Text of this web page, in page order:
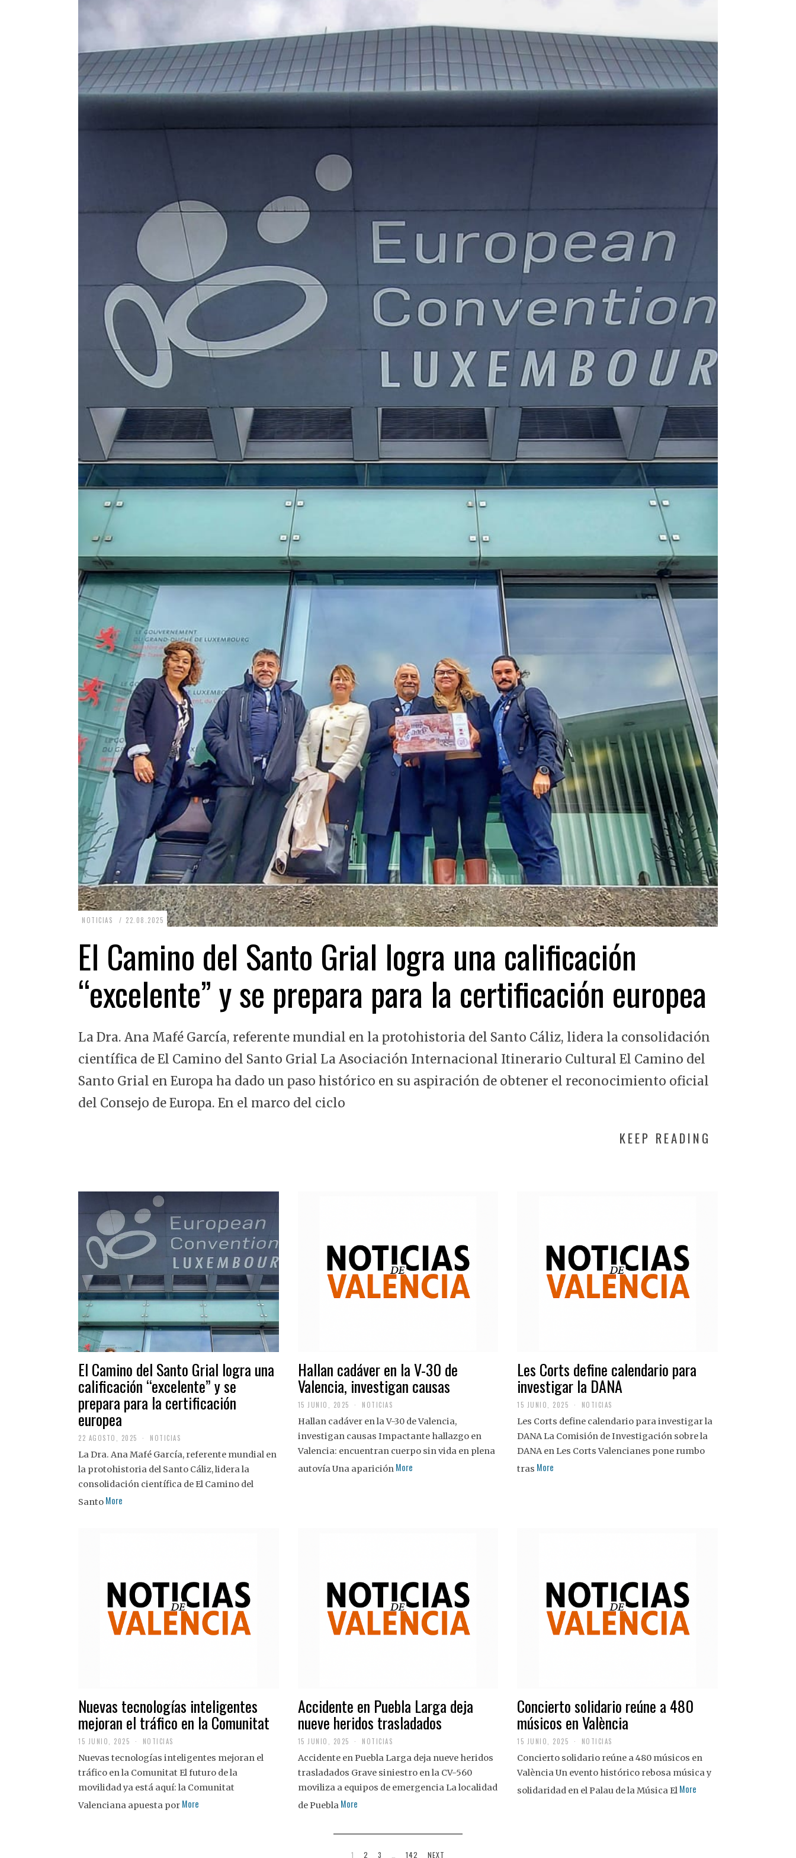
NOTICIAS 22.08.2025 2
.
0
0
2
El Camino del Santo Grial logra una calificación
“excelente” y se prepara para la certificación europea
La Dra. Ana Mafé García, referente mundial en la protohistoria del Santo Cáliz, lidera la consolidación
científica de El Camino del Santo Grial La Asociación Internacional Itinerario Cultural El Camino del
Santo Grial en Europa ha dado un paso histórico en su aspiración de obtener el reconocimiento oficial
del Consejo de Europa. En el marco del ciclo
KEEP READING
El Camino del Santo Grial logra una
calificación “excelente” y se
prepara para la certificación
europea
22 AGOSTO, 2025
A
G
O
S
NOTICIAS
La Dra. Ana Mafé García, referente mundial en
la protohistoria del Santo Cáliz, lidera la
consolidación científica de El Camino del
Santo More
Hallan cadáver en la V-30 de
Valencia, investigan causas
15 JUNIO, 2025 NOTICIAS
Hallan cadáver en la V-30 de Valencia,
investigan causas Impactante hallazgo en
Valencia: encuentran cuerpo sin vida en plena
autovía Una aparición More
Les Corts define calendario para
investigar la DANA
15 JUNIO, 2025 NOTICIAS
Les Corts define calendario para investigar la
DANA La Comisión de Investigación sobre la
DANA en Les Corts Valencianes pone rumbo
tras More
Nuevas tecnologías inteligentes
mejoran el tráfico en la Comunitat
15 JUNIO, 2025 NOTICIAS
Nuevas tecnologías inteligentes mejoran el
tráfico en la Comunitat El futuro de la
movilidad ya está aquí: la Comunitat
Valenciana apuesta por More
Accidente en Puebla Larga deja
nueve heridos trasladados
15 JUNIO, 2025 NOTICIAS
Accidente en Puebla Larga deja nueve heridos
trasladados Grave siniestro en la CV-560
moviliza a equipos de emergencia La localidad
de Puebla More
Concierto solidario reúne a 480
músicos en València
15 JUNIO, 2025 NOTICIAS
Concierto solidario reúne a 480 músicos en
València Un evento histórico rebosa música y
solidaridad en el Palau de la Música El More
1 2 3 … 142 NEXT